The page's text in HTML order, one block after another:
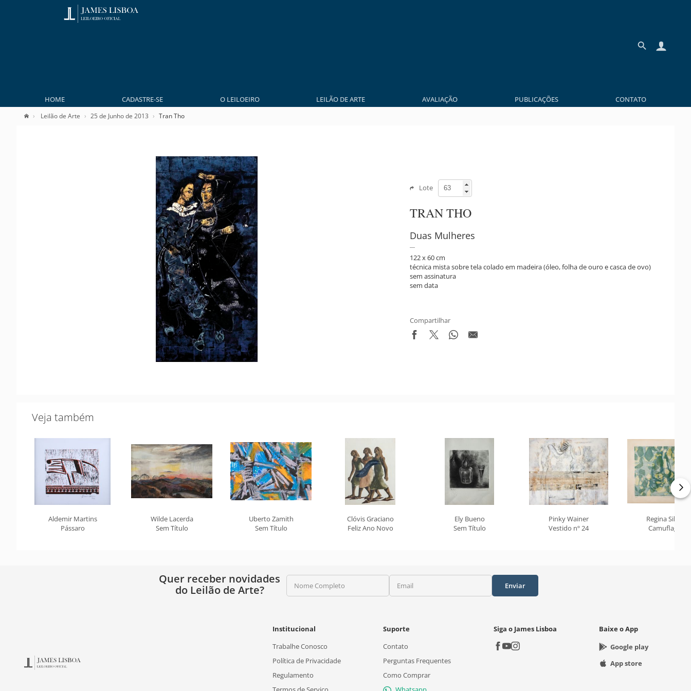
HOME CADASTRE-SE O LEILOEIRO LEILÃO DE ARTE AVALIAÇÃO PUBLICAÇÕES CONTATO
Leilão de Arte 25 de Junho de 2013 Tran Tho
Lote
TRAN THO
Duas Mulheres
122 x 60 cm
técnica mista sobre tela colado em madeira (óleo, folha de ouro e casca de ovo)
sem assinatura
sem data
Compartilhar
Veja também
Aldemir Martins
Pássaro
Wilde Lacerda
Sem Título
Uberto Zamith
Sem Título
Clóvis Graciano
Feliz Ano Novo
Ely Bueno
Sem Título
Pinky Wainer
Vestido nº 24
Regina Silveira
Camuflagem
Quer receber novidades
do Leilão de Arte?
Nome Completo Email Enviar
Institucional
Trabalhe Conosco
Política de Privacidade
Regulamento
Suporte
Contato
Perguntas Frequentes
Como Comprar
Siga o James Lisboa
Baixe o App
Google play
App store